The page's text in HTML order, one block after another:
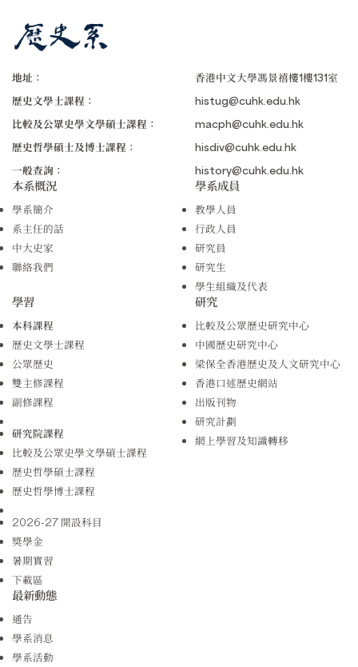
地址：
香港中文大學馮景禧樓1樓131室
歷史文學士課程：
histug@cuhk.edu.hk
比較及公眾史學文學碩士課程：
macph@cuhk.edu.hk
歷史哲學碩士及博士課程：
hisdiv@cuhk.edu.hk
一般查詢：
history@cuhk.edu.hk
本系概況
學系簡介
系主任的話
中大史家
聯絡我們
學系成員
教學人員
行政人員
研究員
研究生
學生組織及代表
學習
本科課程
歷史文學士課程
公眾歷史
雙主修課程
副修課程
研究院課程
比較及公眾史學文學碩士課程
歷史哲學碩士課程
歷史哲學博士課程
2026-27 開設科目
獎學金
暑期實習
下載區
研究
比較及公眾歷史研究中心
中國歷史研究中心
梁保全香港歷史及人文研究中心
香港口述歷史網站
出版刊物
研究計劃
網上學習及知識轉移
最新動態
通告
學系消息
學系活動